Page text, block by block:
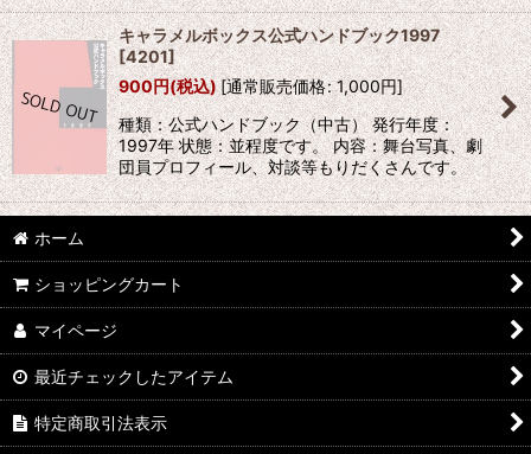
キャラメルボックス公式ハンドブック1997
[4201]
900円(税込) [通常販売価格: 1,000円]
種類：公式ハンドブック（中古） 発行年度：
1997年 状態：並程度です。 内容：舞台写真、劇
団員プロフィール、対談等もりだくさんです。
ホーム
ショッピングカート
マイページ
最近チェックしたアイテム
特定商取引法表示